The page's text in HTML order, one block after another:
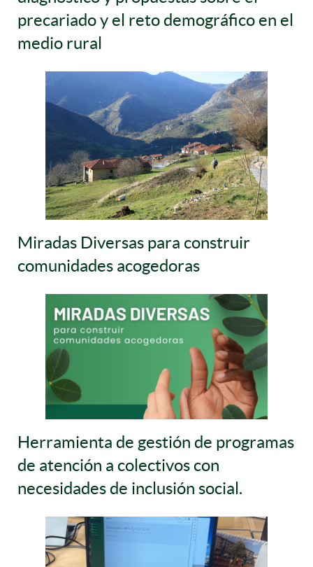
precariado y el reto demográfico en el
medio rural
Miradas Diversas para construir
comunidades acogedoras
Herramienta de gestión de programas
de atención a colectivos con
necesidades de inclusión social.